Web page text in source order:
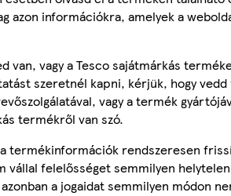
azon információkra, amelyek a
van, vagy a Tesco sajátmárkás
szeretnél kapni, kérjük, hogy vedd
vagy a termék
termékről van szó.
termékinformációk rendszeresen
vállal felelősséget semmilyen helytelen
a jogaidat semmilyen módon